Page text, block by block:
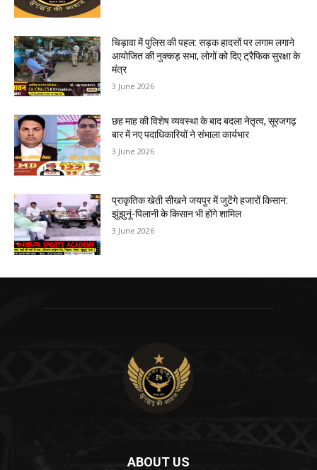
चिड़ावा में पुलिस की पहल: सड़क हादसों पर लगाम लगाने
आयोजित की नुक्कड़ सभा, लोगों को दिए ट्रैफिक सुरक्षा के
मंत्र
3 June 2026
छह माह की विशेष व्यवस्था के बाद बदला नेतृत्व, सूरजगढ़
बार में नए पदाधिकारियों ने संभाला कार्यभार
3 June 2026
प्राकृतिक खेती सीखने जयपुर में जुटेंगे हजारों किसान:
झुंझुनूं-पिलानी के किसान भी होंगे शामिल
3 June 2026
ABOUT US